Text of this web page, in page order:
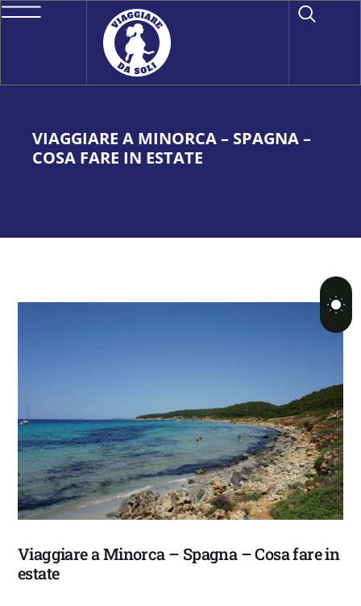
VIAGGIARE A MINORCA – SPAGNA –
COSA FARE IN ESTATE
Viaggiare a Minorca – Spagna – Cosa fare in
estate